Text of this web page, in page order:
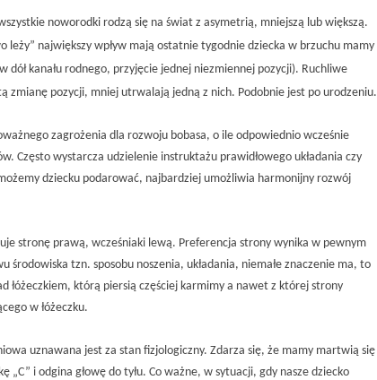
noworodki rodzą się na świat z asymetrią, mniejszą lub większą.
leży” największy wpływ mają ostatnie tygodnie dziecka w brzuchu mamy
dół kanału rodnego, przyjęcie jednej niezmiennej pozycji). Ruchliwe
zmianę pozycji, mniej utrwalają jedną z nich. Podobnie jest po urodzeniu.
zagrożenia dla rozwoju bobasa, o ile odpowiednio wcześnie
Często wystarcza udzielenie instruktażu prawidłowego układania czy
dziecku podarować, najbardziej umożliwia harmonijny rozwój
stronę prawą, wcześniaki lewą. Preferencja strony wynika w pewnym
środowiska tzn. sposobu noszenia, układania, niemałe znaczenie ma, to
łóżeczkiem, którą piersią częściej karmimy a nawet z której strony
w łóżeczku.
uznawana jest za stan fizjologiczny. Zdarza się, że mamy martwią się
„C” i odgina głowę do tyłu. Co ważne, w sytuacji, gdy nasze dziecko